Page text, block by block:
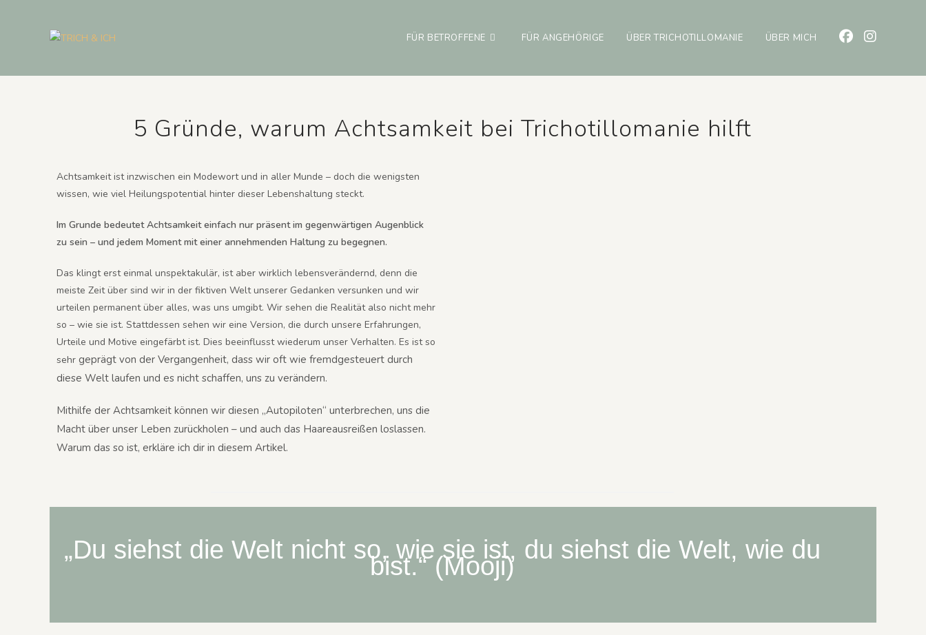
FÜR BETROFFENE FÜR ANGEHÖRIGE ÜBER TRICHOTILLOMANIE ÜBER MICH
5 Gründe, warum Achtsamkeit bei Trichotillomanie hilft
Achtsamkeit ist inzwischen ein Modewort und in aller Munde – doch die wenigsten
wissen, wie viel Heilungspotential hinter dieser Lebenshaltung steckt.
Im Grunde bedeutet Achtsamkeit einfach nur präsent im gegenwärtigen Augenblick
zu sein – und jedem Moment mit einer annehmenden Haltung zu begegnen.
Das klingt erst einmal unspektakulär, ist aber wirklich lebensverändernd, denn die
meiste Zeit über sind wir in der fiktiven Welt unserer Gedanken versunken und wir
urteilen permanent über alles, was uns umgibt. Wir sehen die Realität also nicht mehr
so – wie sie ist. Stattdessen sehen wir eine Version, die durch unsere Erfahrungen,
Urteile und Motive eingefärbt ist. Dies beeinflusst wiederum unser Verhalten. Es ist so
sehr geprägt von der Vergangenheit, dass wir oft wie fremdgesteuert durch
diese Welt laufen und es nicht schaffen, uns zu verändern.
Mithilfe der Achtsamkeit können wir diesen „Autopiloten“ unterbrechen, uns die
Macht über unser Leben zurückholen – und auch das Haareausreißen loslassen.
Warum das so ist, erkläre ich dir in diesem Artikel.
„Du siehst die Welt nicht so, wie sie ist, du siehst die Welt, wie du
bist.“ (Mooji)